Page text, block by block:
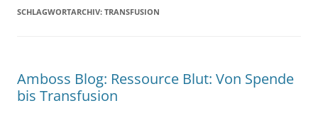
SCHLAGWORTARCHIV: TRANSFUSION
Amboss Blog: Ressource Blut: Von Spende
bis Transfusion